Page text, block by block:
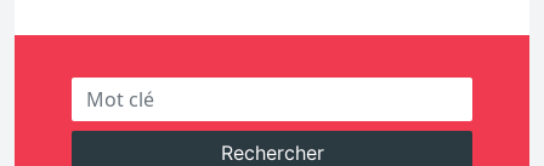
Rechercher